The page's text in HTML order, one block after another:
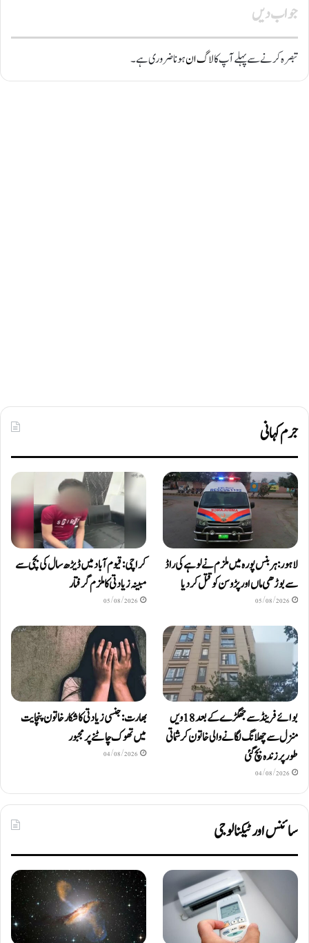
جواب دیں
تبصرہ کرنے سے پہلے آپ کالاگ انہونا ضروری ہے۔
جرم کہانی
لاہور: ہربنس پورہ میں ملزم نے لوہے کی راڈ
سے بوڑھی ماں اور پڑوسن کو قتل کر دیا
05/08/2026
کراچی: قیوم آباد میں ڈیڑھ سال کی بچی سے
مبینہ زیادتی کا ملزم گرفتار
05/08/2026
بوائے فرینڈ سے جھگڑے کے بعد 18 ویں
منزل سے چھلانگ لگانے والی خاتون کرشماتی
طور پر زندہ بچ گئی
04/08/2026
بھارت: جنسی زیادتی کا شکار خاتون پنچایت
میں تھوک چاٹنے پر مجبور
04/08/2026
سائنس اور ٹیکنالوجی